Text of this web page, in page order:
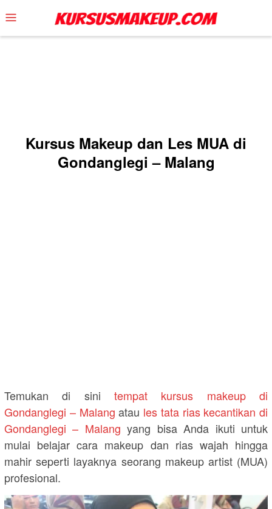
to
content
Mobile
Menu
Kursus Makeup dan Les MUA di
Gondanglegi – Malang
Temukan di sini tempat kursus makeup di
Gondanglegi – Malang atau les tata rias kecantikan di
Gondanglegi – Malang yang bisa Anda ikuti untuk
mulai belajar cara makeup dan rias wajah hingga
mahir seperti layaknya seorang makeup artist (MUA)
profesional.